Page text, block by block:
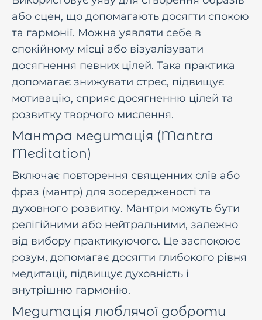
або сцен, що допомагають досягти спокою
та гармонії. Можна уявляти себе в
спокійному місці або візуалізувати
досягнення певних цілей. Така практика
допомагає знижувати стрес, підвищує
мотивацію, сприяє досягненню цілей та
розвитку творчого мислення.
Мантра медитація (Mantra
Meditation)
Включає повторення священних слів або
фраз (мантр) для зосередженості та
духовного розвитку. Мантри можуть бути
релігійними або нейтральними, залежно
від вибору практикуючого. Це заспокоює
розум, допомагає досягти глибокого рівня
медитації, підвищує духовність і
внутрішню гармонію.
Медитація люблячої доброти